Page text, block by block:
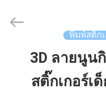
Zhejiang
matsuoka
พิมพ์สติก
3D ลายนูน
สติ๊กเกอร์เ